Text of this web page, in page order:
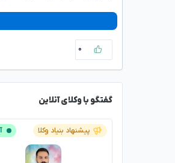
۰
گفتگو با وکلای آنلاین
پیشنهاد بنیاد وکلا